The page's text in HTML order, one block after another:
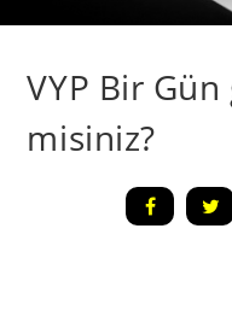
VYP Bir
misiniz?